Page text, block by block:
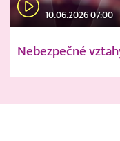
10.06.2026 07:00
Nebezpečné